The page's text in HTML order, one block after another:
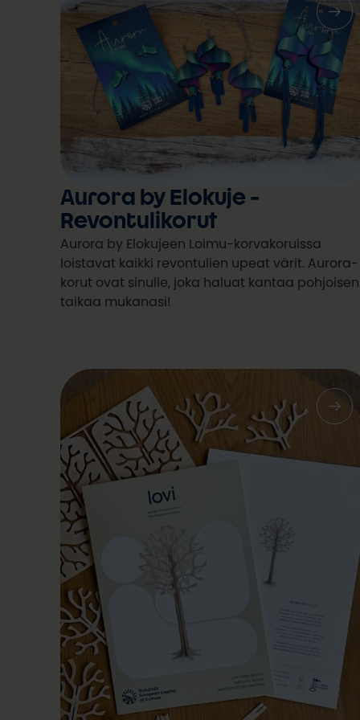
Aurora by Elokuje -
Revontulikorut
Aurora by Elokujeen Loimu-korvakoruissa
loistavat kaikki revontulien upeat värit. Aurora-
korut ovat sinulle, joka haluat kantaa pohjoisen
taikaa mukanasi!